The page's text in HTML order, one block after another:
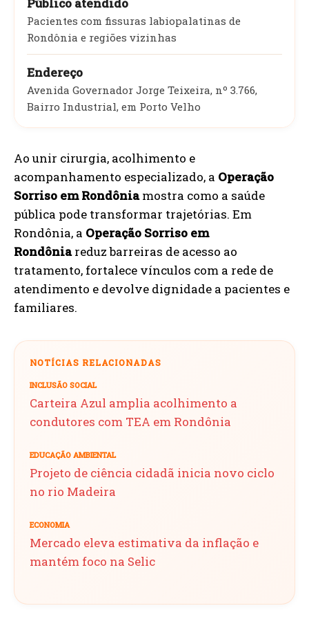
Público atendido
Pacientes com fissuras labiopalatinas de
Rondônia e regiões vizinhas
Endereço
Avenida Governador Jorge Teixeira, nº 3.766,
Bairro Industrial, em Porto Velho
Ao unir cirurgia, acolhimento e
acompanhamento especializado, a Operação
Sorriso em Rondôniamostra como a saúde
pública pode transformar trajetórias. Em
Rondônia, a Operação Sorriso em
Rondôniareduz barreiras de acesso ao
tratamento, fortalece vínculos com a rede de
atendimento e devolve dignidade a pacientes e
familiares.
NOTÍCIAS RELACIONADAS
INCLUSÃO SOCIAL
Carteira Azul amplia acolhimento a
condutores com TEA em Rondônia
EDUCAÇÃO AMBIENTAL
Projeto de ciência cidadã inicia novo ciclo
no rio Madeira
ECONOMIA
Mercado eleva estimativa da inflação e
mantém foco na Selic